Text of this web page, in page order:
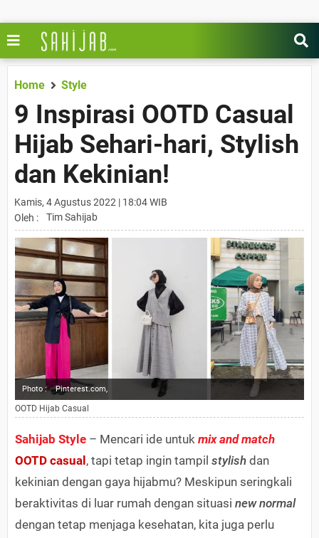
Home Style
9 Inspirasi OOTD Casual
Hijab Sehari-hari, Stylish
dan Kekinian!
Kamis, 4 Agustus 2022 | 18:04 WIB
Oleh :
Tim Sahijab
Photo : Pinterest.com,
OOTD Hijab Casual
Sahijab Style – Mencari ide untuk mix and match
OOTD casual , tapi tetap ingin tampil stylish dan
kekinian dengan gaya hijabmu? Meskipun seringkali
beraktivitas di luar rumah dengan situasi new normal
dengan tetap menjaga kesehatan, kita juga perlu